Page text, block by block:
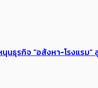
นธุรกิจ “อสังหา-โรงแร